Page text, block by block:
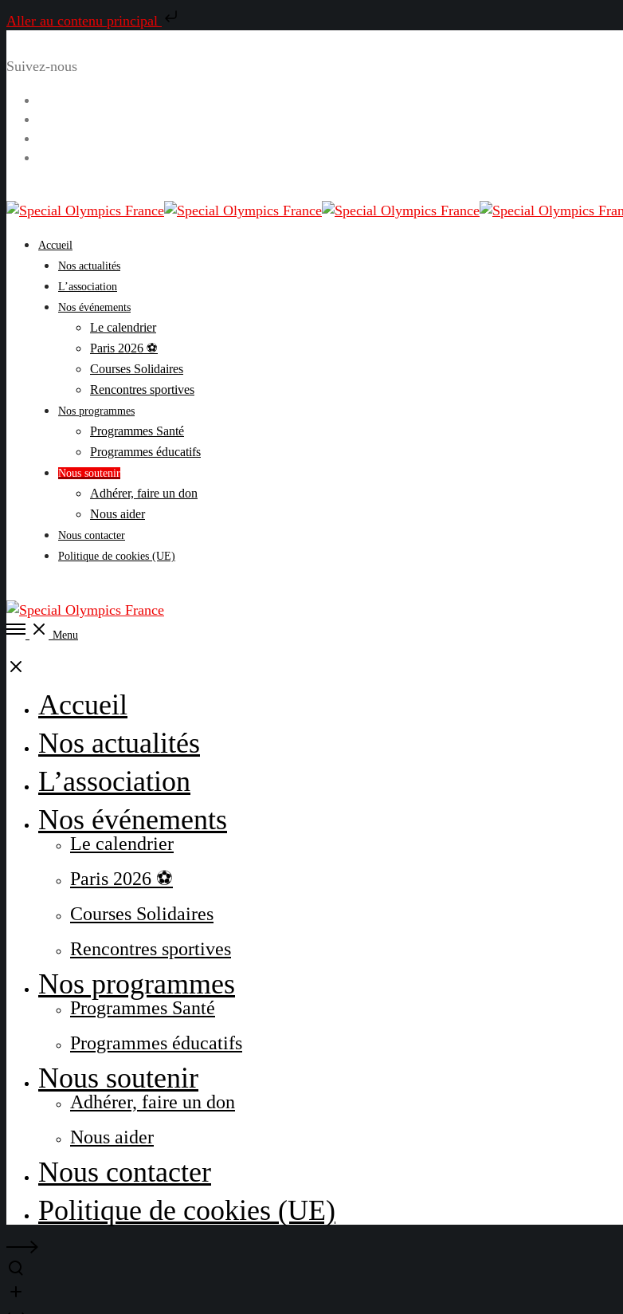
Aller au contenu principal
Suivez-nous
Accueil
Nos actualités
L’association
Nos événements
Le calendrier
Paris 2026 ⚽
Courses Solidaires
Rencontres sportives
Nos programmes
Programmes Santé
Programmes éducatifs
Nous soutenir
Adhérer, faire un don
Nous aider
Nous contacter
Politique de cookies (UE)
Open
Menu
Close
Accueil
Nos actualités
L’association
Nos événements
Le calendrier
Paris 2026 ⚽
Courses Solidaires
Rencontres sportives
Nos programmes
Programmes Santé
Programmes éducatifs
Nous soutenir
Adhérer, faire un don
Nous aider
Nous contacter
Politique de cookies (UE)